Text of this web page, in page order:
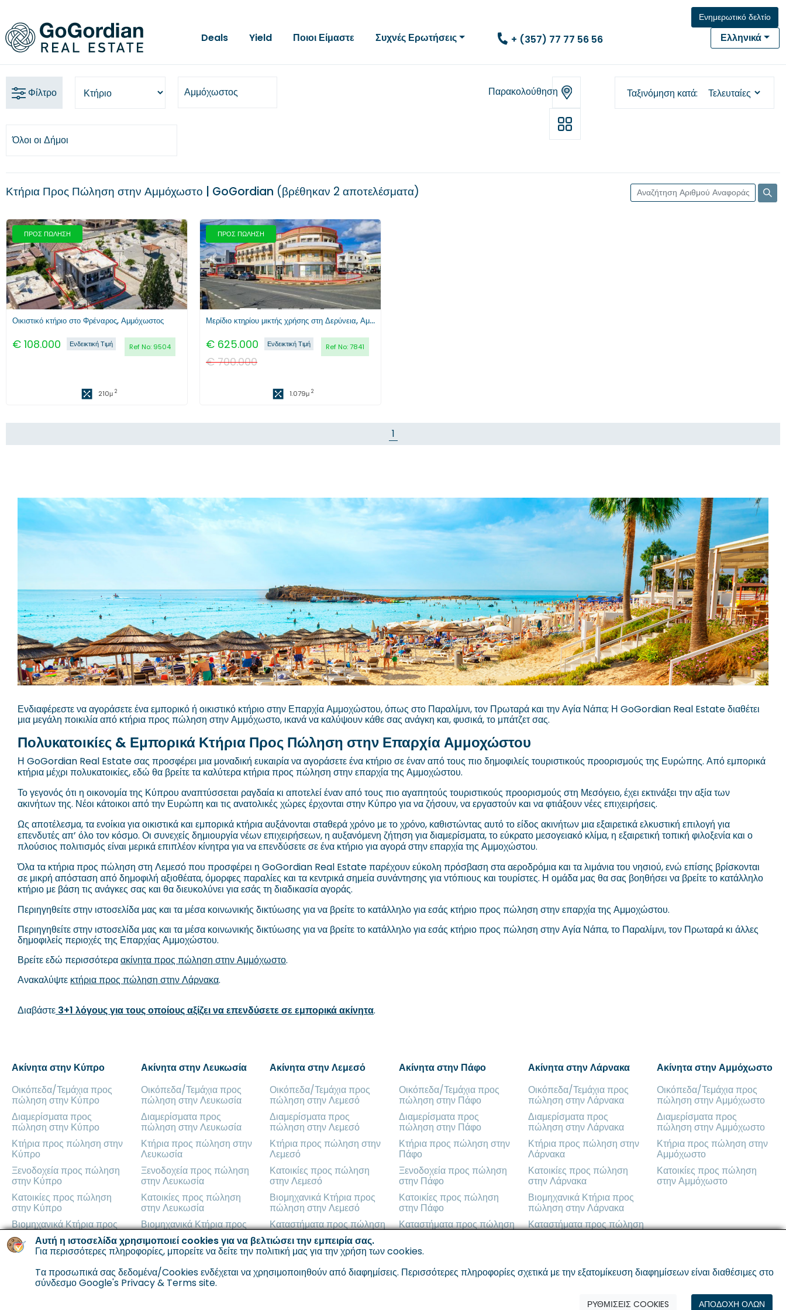
Αυτή η ιστοσελίδα χρησιμοποιεί cookies για να βελτιώσει την εμπειρία σας.
Για περισσότερες πληροφορίες, μπορείτε να δείτε τηνπολιτική μας για την χρήση των cookies.
Tα προσωπικά σας δεδομένα/Cookies ενδέχεται να χρησιμοποιηθούν από διαφημίσεις. Περισσότερες πληροφορίες σχετικά με την εξατομίκευση διαφημίσεων είναι διαθέσιμες στο
σύνδεσμοGoogle's Privacy & Terms site.
ΡΥΘΜΙΣΕΙΣ COOKIES ΑΠΟΔΟΧΗ ΟΛΩΝ
Deals Yield Ποιοι Είμαστε Συχνές Ερωτήσεις + (357) 77 77 56 56
Ενημερωτικό δελτίο
Ελληνικά
Φίλτρο Αμμόχωστος
Όλοι οι Δήμοι
Παρακολούθηση Ταξινόμηση κατά
Κτήρια Προς Πώληση στην Αμμόχωστο | GoGordian βρέθηκαν 2 αποτελέσματα
ΠΡΟΣ ΠΩΛΗΣΗ
Προηγούμενο Επόμενο
Οικιστικό κτήριο στο Φρέναρος, Αμμόχωστος
€ 108.000 Ref No: 9504
Ενδεικτική Τιμή
210μ 2
ΠΡΟΣ ΠΩΛΗΣΗ
Προηγούμενο Επόμενο
Μερίδιο κτηρίου μικτής χρήσης στη Δερύνεια, Αμμόχωστος
€ 625.000 Ref No:7841
Ενδεικτική Τιμή
€700.000
1.079μ 2
1
Ενδιαφέρεστε να αγοράσετε ένα εμπορικό ή οικιστικό κτήριο στην Επαρχία Αμμοχώστου, όπως στο Παραλίμνι, τον Πρωταρά και την Αγία Νάπα; Η GoGordian Real Estate διαθέτει
μια μεγάλη ποικιλία από κτήρια προς πώληση στην Αμμόχωστο, ικανά να καλύψουν κάθε σας ανάγκη και, φυσικά, το μπάτζετ σας.
Πολυκατοικίες & Εμπορικά Κτήρια Προς Πώληση στην Επαρχία Αμμοχώστου
Η GoGordian Real Estate σας προσφέρει μια μοναδική ευκαιρία να αγοράσετε ένα κτήριο σε έναν από τους πιο δημοφιλείς τουριστικούς προορισμούς της Ευρώπης. Από εμπορικά
κτήρια μέχρι πολυκατοικίες, εδώ θα βρείτε τα καλύτερα κτήρια προς πώληση στην επαρχία της Αμμοχώστου.
Το γεγονός ότι η οικονομία της Κύπρου αναπτύσσεται ραγδαία κι αποτελεί έναν από τους πιο αγαπητούς τουριστικούς προορισμούς στη Μεσόγειο, έχει εκτινάξει την αξία των
ακινήτων της. Νέοι κάτοικοι από την Ευρώπη και τις ανατολικές χώρες έρχονται στην Κύπρο για να ζήσουν, να εργαστούν και να φτιάξουν νέες επιχειρήσεις.
Ως αποτέλεσμα, τα ενοίκια για οικιστικά και εμπορικά κτήρια αυξάνονται σταθερά χρόνο με το χρόνο, καθιστώντας αυτό το είδος ακινήτων μια εξαιρετικά ελκυστική επιλογή για
επενδυτές απ’ όλο τον κόσμο. Οι συνεχείς δημιουργία νέων επιχειρήσεων, η αυξανόμενη ζήτηση για διαμερίσματα, το εύκρατο μεσογειακό κλίμα, η εξαιρετική τοπική φιλοξενία και ο
πλούσιος πολιτισμός είναι μερικά επιπλέον κίνητρα για να επενδύσετε σε ένα κτήριο για αγορά στην επαρχία της Αμμοχώστου.
Όλα τα κτήρια προς πώληση στη Λεμεσό που προσφέρει η GoGordian Real Estate παρέχουν εύκολη πρόσβαση στα αεροδρόμια και τα λιμάνια του νησιού, ενώ επίσης βρίσκονται
σε μικρή απόσταση από δημοφιλή αξιοθέατα, όμορφες παραλίες και τα κεντρικά σημεία συνάντησης για ντόπιους και τουρίστες. Η ομάδα μας θα σας βοηθήσει να βρείτε το κατάλληλο
κτήριο με βάση τις ανάγκες σας και θα διευκολύνει για εσάς τη διαδικασία αγοράς.
Περιηγηθείτε στην ιστοσελίδα μας και τα μέσα κοινωνικής δικτύωσης για να βρείτε το κατάλληλο για εσάς κτήριο προς πώληση στην επαρχία της Αμμοχώστου.
Περιηγηθείτε στην ιστοσελίδα μας και τα μέσα κοινωνικής δικτύωσης για να βρείτε το κατάλληλο για εσάς κτήριο προς πώληση στην Αγία Νάπα, το Παραλίμνι, τον Πρωταρά κι άλλες
δημοφιλείς περιοχές της Επαρχίας Αμμοχώστου.
Βρείτε εδώ περισσότεραακίνητα προς πώληση στην Αμμόχωστο.
Ανακαλύψτε κτήρια προς πώληση στην Λάρνακα.
Διαβάστε 3+1 λόγους για τους οποίους αξίζει να επενδύσετε σε εμπορικά ακίνητα.
Ακίνητα στην Κύπρο
Οικόπεδα/Τεμάχια προς
πώληση στην Κύπρο
Διαμερίσματα προς
πώληση στην Κύπρο
Κτήρια προς πώληση στην
Κύπρο
Ξενοδοχεία προς πώληση
στην Κύπρο
Κατοικίες προς πώληση
στην Κύπρο
Βιομηχανικά Κτήρια προς
πώληση στην Κύπρο
Γραφεία προς πώληση στην
Καταστήματα προς πώληση
στην Κύπρο
Ακίνητα στην Λευκωσία
Οικόπεδα/Τεμάχια προς
πώληση στην Λευκωσία
Διαμερίσματα προς
πώληση στην Λευκωσία
Κτήρια προς πώληση στην
Λευκωσία
Ξενοδοχεία προς πώληση
στην Λευκωσία
Κατοικίες προς πώληση
στην Λευκωσία
Βιομηχανικά Κτήρια προς
πώληση στην Λευκωσία
Γραφεία προς πώληση στην
Καταστήματα προς πώληση
στην Λευκωσία
Ακίνητα στην Λεμεσό
Οικόπεδα/Τεμάχια προς
πώληση στην Λεμεσό
Διαμερίσματα προς
πώληση στην Λεμεσό
Κτήρια προς πώληση στην
Λεμεσό
Κατοικίες προς πώληση
στην Λεμεσό
Βιομηχανικά Κτήρια προς
πώληση στην Λεμεσό
Καταστήματα προς πώληση
στην Λεμεσό
Ακίνητα στην Πάφο
Οικόπεδα/Τεμάχια προς
πώληση στην Πάφο
Διαμερίσματα προς
πώληση στην Πάφο
Κτήρια προς πώληση στην
Πάφο
Ξενοδοχεία προς πώληση
στην Πάφο
Κατοικίες προς πώληση
στην Πάφο
Καταστήματα προς πώληση
Ακίνητα στην Λάρνακα
Οικόπεδα/Τεμάχια προς
πώληση στην Λάρνακα
Διαμερίσματα προς
πώληση στην Λάρνακα
Κτήρια προς πώληση στην
Λάρνακα
Κατοικίες προς πώληση
στην Λάρνακα
Βιομηχανικά Κτήρια προς
πώληση στην Λάρνακα
Καταστήματα προς πώληση
Ακίνητα στην Αμμόχωστο
Οικόπεδα/Τεμάχια προς
πώληση στην Αμμόχωστο
Διαμερίσματα προς
πώληση στην Αμμόχωστο
Κτήρια προς πώληση στην
Αμμόχωστο
Κατοικίες προς πώληση
στην Αμμόχωστο